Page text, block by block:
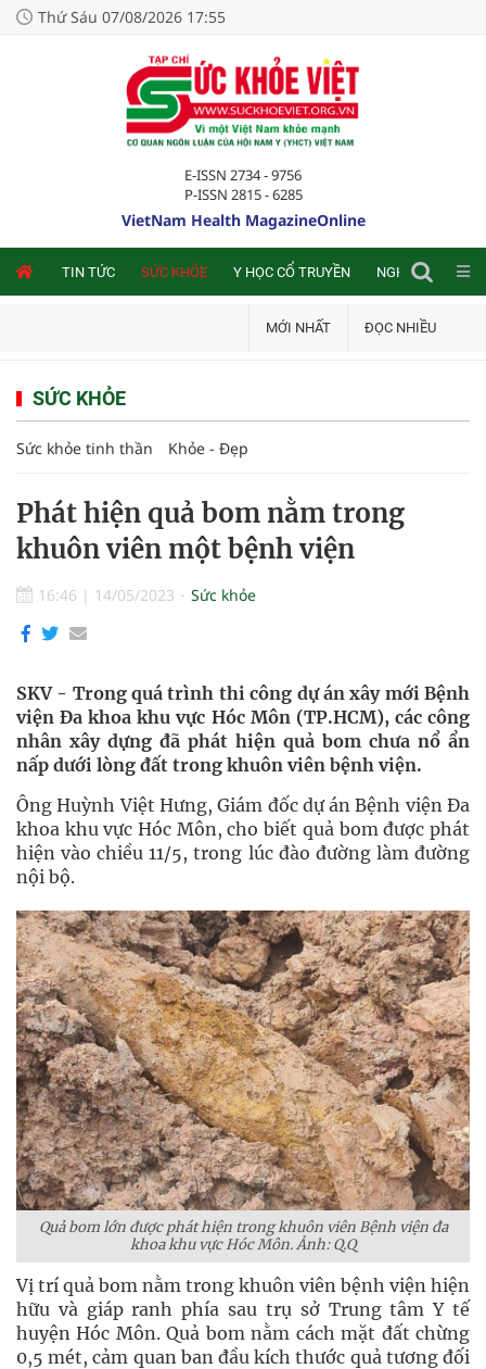
Thứ Sáu 07/08/2026 17:55
E-ISSN 2734 - 9756
P-ISSN 2815 - 6285
VietNam Health MagazineOnline
TIN TỨC SỨC KHỎE Y HỌC CỔ TRUYỀN NGHIÊN CỨU
MỚI NHẤT ĐỌC NHIỀU
SỨC KHỎE
Sức khỏe tinh thần Khỏe - Đẹp
Phát hiện quả bom nằm trong
khuôn viên một bệnh viện
16:46 | 14/05/2023 Sức khỏe
SKV - Trong quá trình thi công dự án xây mới Bệnh
viện Đa khoa khu vực Hóc Môn (TP.HCM), các công
nhân xây dựng đã phát hiện quả bom chưa nổ ẩn
nấp dưới lòng đất trong khuôn viên bệnh viện.
Ông Huỳnh Việt Hưng, Giám đốc dự án Bệnh viện Đa
khoa khu vực Hóc Môn, cho biết quả bom được phát
hiện vào chiều 11/5, trong lúc đào đường làm đường
nội bộ.
Quả bom lớn được phát hiện trong khuôn viên Bệnh viện đa
khoa khu vực Hóc Môn. Ảnh: Q.Q
Vị trí quả bom nằm trong khuôn viên bệnh viện hiện
hữu và giáp ranh phía sau trụ sở Trung tâm Y tế
huyện Hóc Môn. Quả bom nằm cách mặt đất chừng
0,5 mét, cảm quan ban đầu kích thước quả tương đối